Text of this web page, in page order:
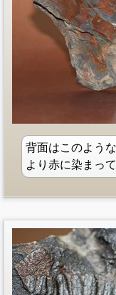
背面はこのよう
より赤に染まって